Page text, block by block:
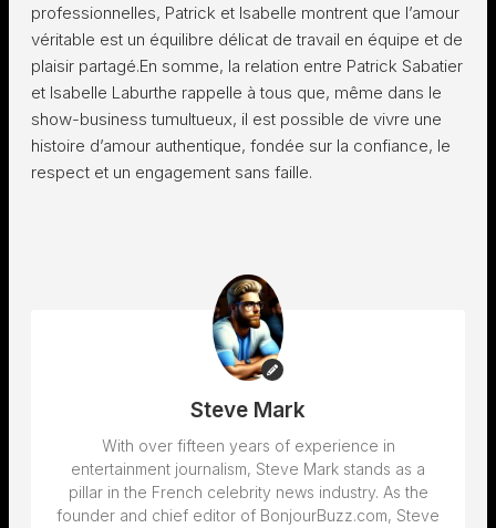
professionnelles, Patrick et Isabelle montrent que l’amour
véritable est un équilibre délicat de travail en équipe et de
plaisir partagé.En somme, la relation entre Patrick Sabatier
et Isabelle Laburthe rappelle à tous que, même dans le
show-business tumultueux, il est possible de vivre une
histoire d’amour authentique, fondée sur la confiance, le
respect et un engagement sans faille.
Steve Mark
With over fifteen years of experience in
entertainment journalism, Steve Mark stands as a
pillar in the French celebrity news industry. As the
founder and chief editor of BonjourBuzz.com, Steve